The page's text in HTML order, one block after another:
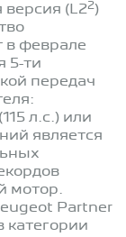
версия (L22 )
в феврале
5-ти
передач
л.с.) или
является
мотор.
Partner
категории